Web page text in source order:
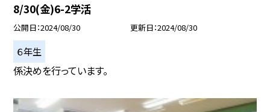
8/30(金)6-2学活
公開日 2024/08/30 更新日 2024/08/30
６年生
係決めを行っています。